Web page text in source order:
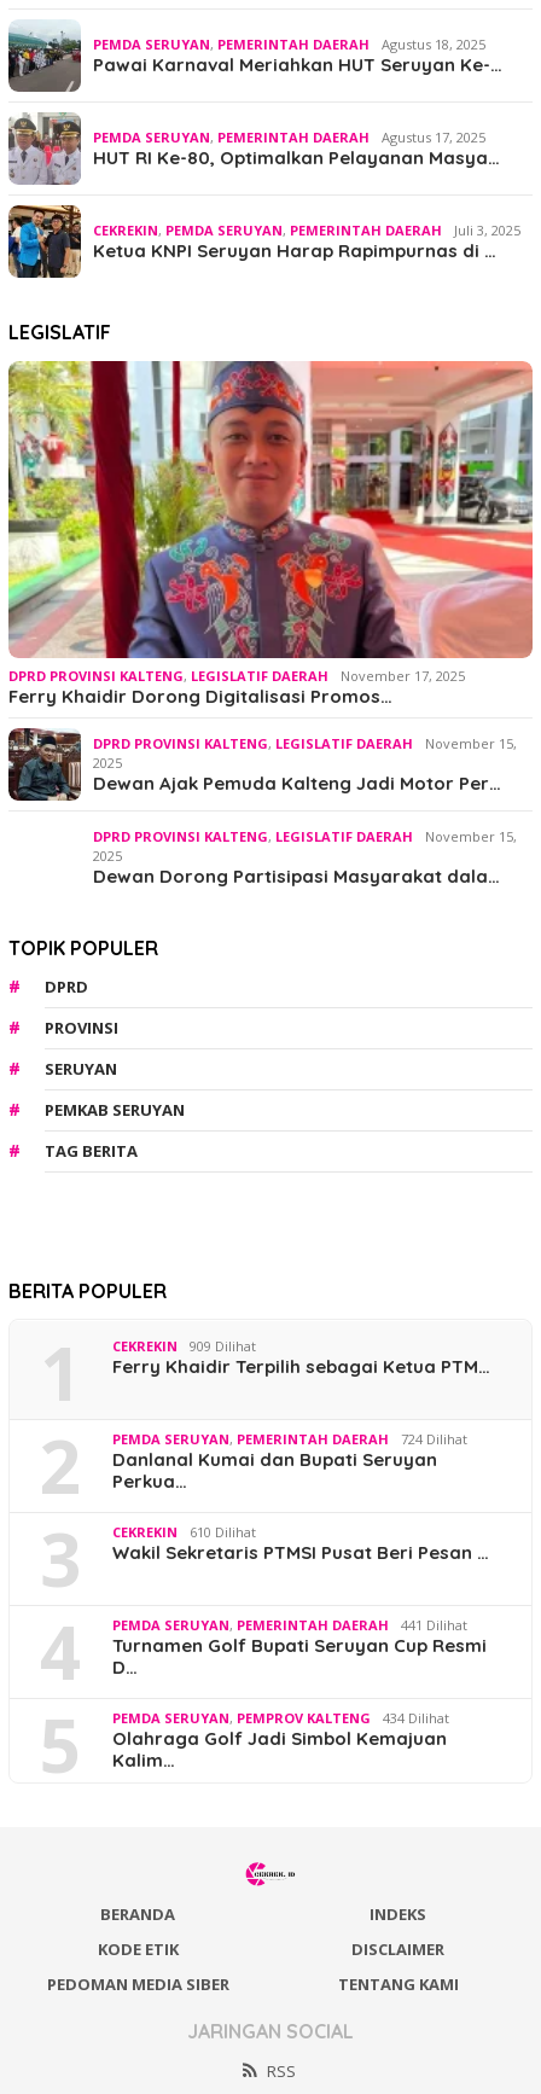
PEMDA SERUYAN, PEMERINTAH DAERAH Agustus 18, 2025
Pawai Karnaval Meriahkan HUT Seruyan Ke-…
PEMDA SERUYAN, PEMERINTAH DAERAH Agustus 17, 2025
HUT RI Ke-80, Optimalkan Pelayanan Masya…
CEKREKIN, PEMDA SERUYAN, PEMERINTAH DAERAH Juli 3, 2025
Ketua KNPI Seruyan Harap Rapimpurnas di …
LEGISLATIF
DPRD PROVINSI KALTENG, LEGISLATIF DAERAH November 17, 2025
Ferry Khaidir Dorong Digitalisasi Promos…
DPRD PROVINSI KALTENG, LEGISLATIF DAERAH
November 15,
2025
Dewan Ajak Pemuda Kalteng Jadi Motor Per…
DPRD PROVINSI KALTENG, LEGISLATIF DAERAH
November 15,
2025
Dewan Dorong Partisipasi Masyarakat dala…
TOPIK POPULER
DPRD
PROVINSI
SERUYAN
PEMKAB SERUYAN
TAG BERITA
BERITA POPULER
1 CEKREKIN 909 Dilihat
Ferry Khaidir Terpilih sebagai Ketua PTM…
2 PEMDA SERUYAN, PEMERINTAH DAERAH 724 Dilihat
Danlanal Kumai dan Bupati Seruyan
Perkua…
3 CEKREKIN 610 Dilihat
Wakil Sekretaris PTMSI Pusat Beri Pesan …
4 PEMDA SERUYAN, PEMERINTAH DAERAH 441 Dilihat
Turnamen Golf Bupati Seruyan Cup Resmi
D…
5 PEMDA SERUYAN, PEMPROV KALTENG 434 Dilihat
Olahraga Golf Jadi Simbol Kemajuan
Kalim…
BERANDA
INDEKS
KODE ETIK
DISCLAIMER
PEDOMAN MEDIA SIBER
TENTANG KAMI
JARINGAN SOCIAL
RSS